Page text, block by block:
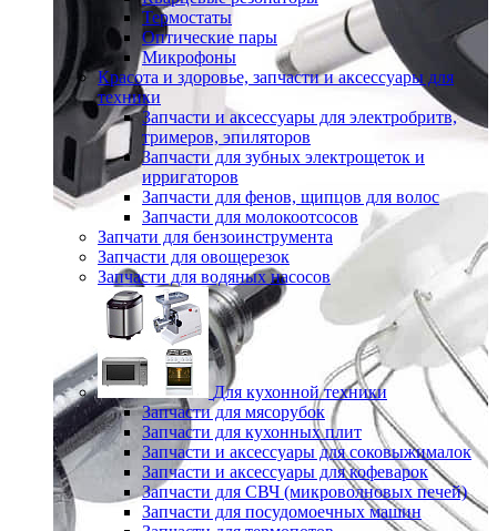
Термостаты
Оптические пары
Микрофоны
Красота и здоровье, запчасти и аксессуары для
техники
Запчасти и аксессуары для электробритв,
тримеров, эпиляторов
Запчасти для зубных электрощеток и
ирригаторов
Запчасти для фенов, щипцов для волос
Запчасти для молокоотсосов
Запчати для бензоинструмента
Запчасти для овощерезок
Запчасти для водяных насосов
Для кухонной техники
Запчасти для мясорубок
Запчасти для кухонных плит
Запчасти и аксессуары для соковыжималок
Запчасти и аксессуары для кофеварок
Запчасти для СВЧ (микроволновых печей)
Запчасти для посудомоечных машин